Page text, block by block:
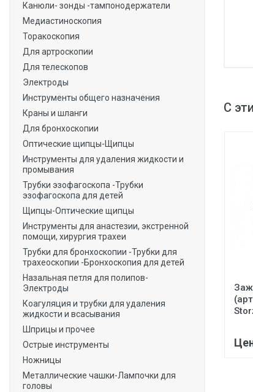
Косметология
Канюли- зонды -тампонодержатели
Медиастиноскопия
Торакоскопия
Для артроскопии
Для телескопов
Электроды
Инструменты общего назначения
Краны и шланги
Для бронхоскопии
Оптические щипцы-Щипцы
Инструменты для удаления жидкости и
промывания
Трубки эзофагоскопа -Трубки
эзофагоскопа для детей
Щипцы-Оптические щипцы
Инструменты для анастезии, экстренной
помощи, хирургия трахеи
Трубки для бронхоскопии -Трубки для
трахеоскопии -Бронхоскопия для детей
Назальная петля для полипов-
Электроды
Коагуляция и трубки для удаления
жидкости и всасывания
Шприцы и прочее
Острые инструменты
Ножницы
Металлические чашки-Лампочки для
головы
С